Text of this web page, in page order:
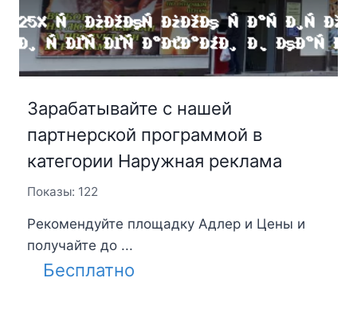
Зарабатывайте с нашей
партнерской программой в
категории Наружная реклама
Показы: 122
Рекомендуйте площадку Адлер и Цены и
получайте до ...
Бесплатно